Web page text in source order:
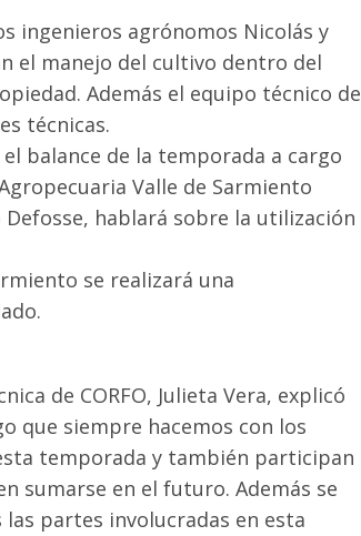
ingenieros agrónomos Nicolás y
el manejo del cultivo dentro del
Además el equipo técnico de
técnicas.
balance de la temporada a cargo
Valle de Sarmiento
Defosse, hablará sobre la utilización
se realizará una
de CORFO, Julieta Vera, explicó
que siempre hacemos con los
temporada y también participan
sumarse en el futuro. Además se
partes involucradas en esta